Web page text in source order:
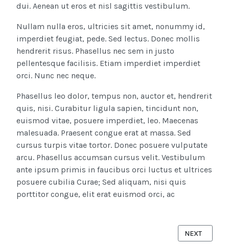
dui. Aenean ut eros et nisl sagittis vestibulum.
Nullam nulla eros, ultricies sit amet, nonummy id,
imperdiet feugiat, pede. Sed lectus. Donec mollis
hendrerit risus. Phasellus nec sem in justo
pellentesque facilisis. Etiam imperdiet imperdiet
orci. Nunc nec neque.
Phasellus leo dolor, tempus non, auctor et, hendrerit
quis, nisi. Curabitur ligula sapien, tincidunt non,
euismod vitae, posuere imperdiet, leo. Maecenas
malesuada. Praesent congue erat at massa. Sed
cursus turpis vitae tortor. Donec posuere vulputate
arcu. Phasellus accumsan cursus velit. Vestibulum
ante ipsum primis in faucibus orci luctus et ultrices
posuere cubilia Curae; Sed aliquam, nisi quis
porttitor congue, elit erat euismod orci, ac
NEXT
NEXT